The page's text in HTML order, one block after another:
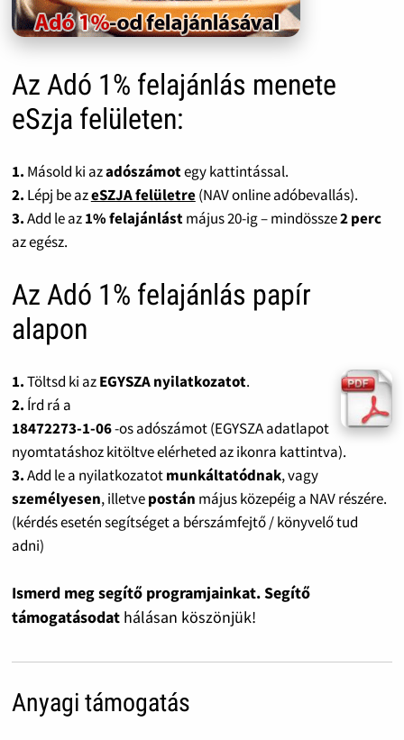
Az Adó 1% felajánlás menete
eSzja felületen:
1. Másold ki azadószámotegy kattintással.
2. Lépj be azeSZJA felületre(NAV online adóbevallás).
3.Add le az1% felajánlástmájus 20-ig – mindössze2 perc
az egész.
Az Adó 1% felajánlás papír
alapon
1.Töltsd ki azEGYSZA nyilatkozatot.
2. Írd rá a
18472273-1-06-os adószámot (EGYSZA adatlapot
nyomtatáshoz kitöltve elérheted az ikonra kattintva).
3.Add le a nyilatkozatotmunkáltatódnak, vagy
személyesen, illetvepostán május közepéig a NAV részére.
(kérdés esetén segítséget a bérszámfejtő / könyvelő tud
adni)
Ismerd meg segítő programjainkat. Segítő
támogatásodat hálásan köszönjük!
Anyagi támogatás